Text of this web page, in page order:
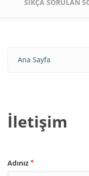
SIKÇA SORULAN
Ana Sayfa
İletişim
Adınız